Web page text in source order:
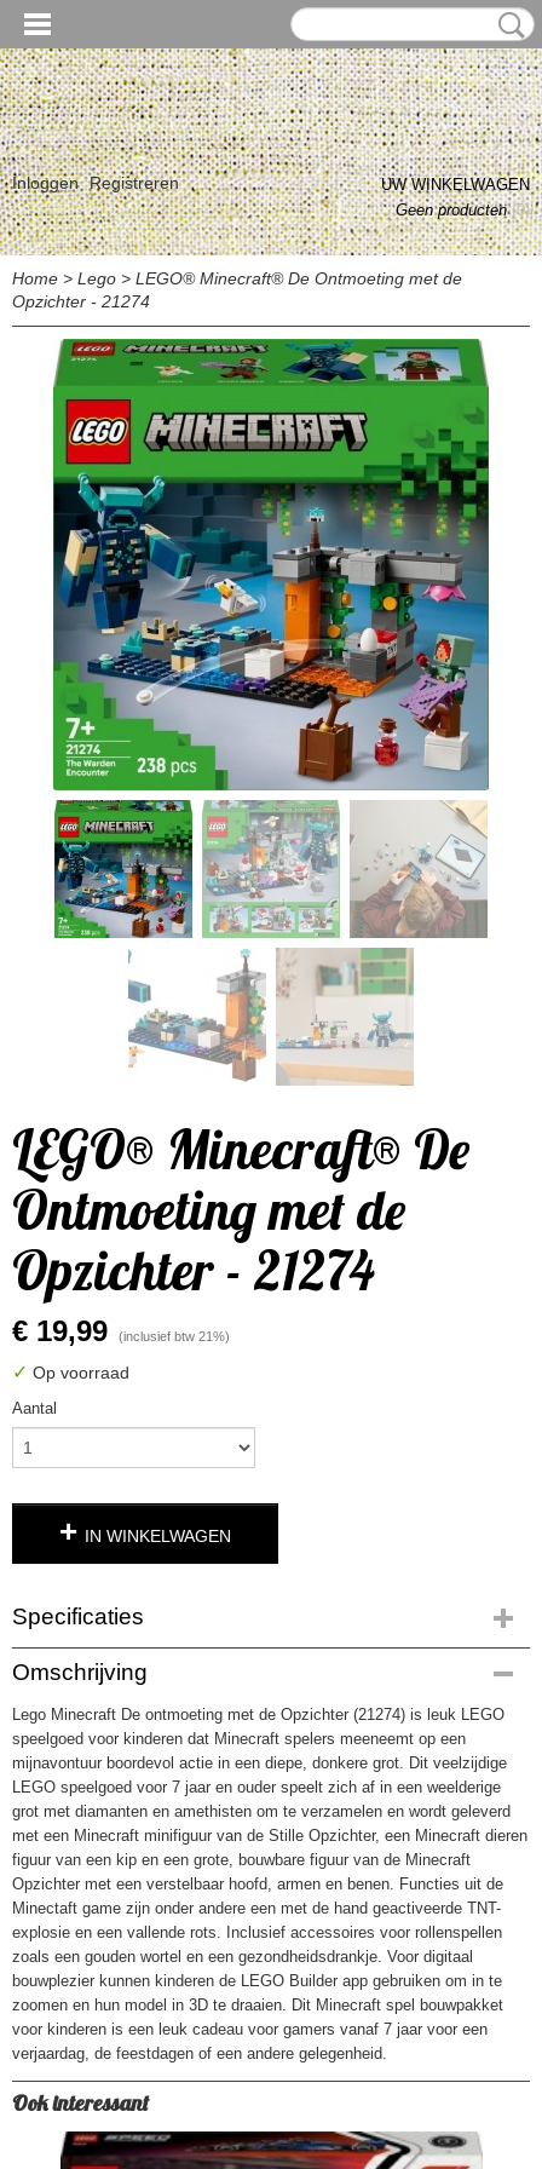
Inloggen Registreren
UW WINKELWAGEN
Geen producten(0)
Home > Lego > LEGO® Minecraft® De Ontmoeting met de
Opzichter - 21274
LEGO® Minecraft® De
Ontmoeting met de
Opzichter - 21274
€ 19,99 (inclusief btw 21%)
✓ Op voorraad
Aantal
IN WINKELWAGEN
Specificaties
Productcode
4972
EAN code
5702017815480
Omschrijving
Lego Minecraft De ontmoeting met de Opzichter (21274) is leuk LEGO
speelgoed voor kinderen dat Minecraft spelers meeneemt op een
mijnavontuur boordevol actie in een diepe, donkere grot. Dit veelzijdige
LEGO speelgoed voor 7 jaar en ouder speelt zich af in een weelderige
grot met diamanten en amethisten om te verzamelen en wordt geleverd
met een Minecraft minifiguur van de Stille Opzichter, een Minecraft dieren
figuur van een kip en een grote, bouwbare figuur van de Minecraft
Opzichter met een verstelbaar hoofd, armen en benen. Functies uit de
Minectaft game zijn onder andere een met de hand geactiveerde TNT-
explosie en een vallende rots. Inclusief accessoires voor rollenspellen
zoals een gouden wortel en een gezondheidsdrankje. Voor digitaal
bouwplezier kunnen kinderen de LEGO Builder app gebruiken om in te
zoomen en hun model in 3D te draaien. Dit Minecraft spel bouwpakket
voor kinderen is een leuk cadeau voor gamers vanaf 7 jaar voor een
verjaardag, de feestdagen of een andere gelegenheid.
Ook interessant